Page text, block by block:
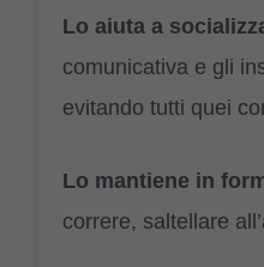
Lo aiuta a
comunicativa e gli
evitando tutti quei
Lo mantiene in
correre, saltellare